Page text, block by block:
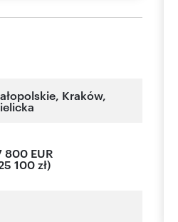
, Kraków,
800 EUR
100 zł)